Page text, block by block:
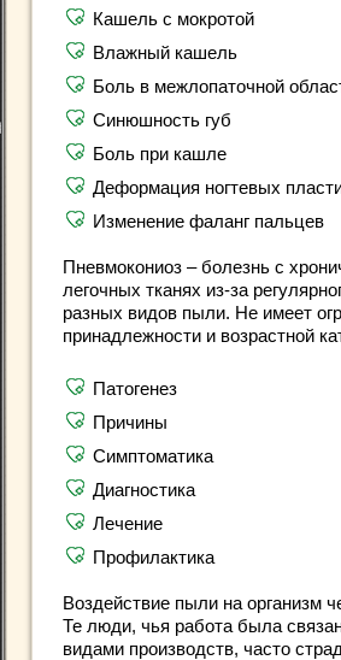
Кашель с мокротой
Влажный кашель
Боль в межлопаточной
Синюшность губ
Боль при кашле
Деформация ногтевых
Изменение фаланг пальцев
Пневмокониоз – болезнь с
легочных тканях из-за
разных видов пыли. Не имеет
принадлежности и возрастной
Патогенез
Причины
Симптоматика
Диагностика
Лечение
Профилактика
Воздействие пыли на организм
Те люди, чья работа была
видами производств, часто